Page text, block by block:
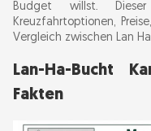
Cai Beo Floating
Lan-Ha-Bucht vs.
Kreuzfahrt ist
Budget willst.
Kreuzfahrtoptionen,
Vergleich zwischen Lan
Lan-Ha-Bucht
Fakten